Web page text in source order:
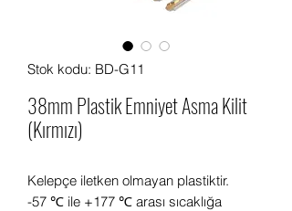
Stok kodu: BD-G11
38mm Plastik Emniyet Asma Kilit
(Kırmızı)
Kelepçe iletken olmayan plastiktir.
-57 ℃ ile +177 ℃ arası sıcaklığa